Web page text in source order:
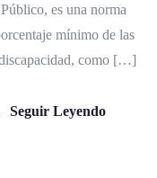
es una norma
mínimo de las
discapacidad, como […]
Seguir Leyendo